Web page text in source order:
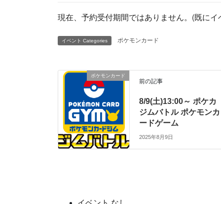
現在、予約受付期間ではありません。(既に
イベント Categories ポケモンカード
ポケモンカード
前の記事
8/9(土)13:00～ ポケカ
ジムバトル ポケモンカ
ードゲーム
2025年8月9日